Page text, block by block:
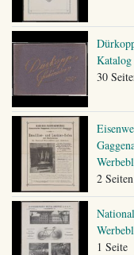
Katalog
30
2 Seiten
National
1 Seite